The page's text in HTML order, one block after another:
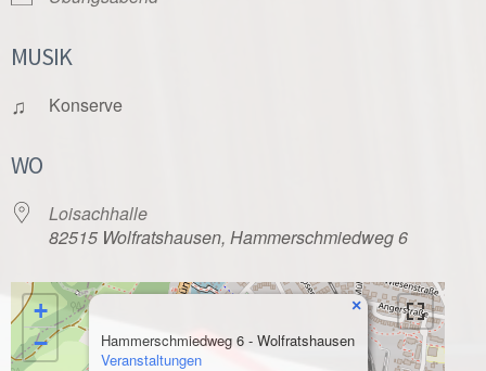
MUSIK
♫ Konserve
WO
Loisachhalle
82515 Wolfratshausen, Hammerschmiedweg 6
Hammerschmiedweg 6 - Wolfratshausen
Veranstaltungen
×
+
−